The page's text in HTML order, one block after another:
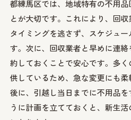
プロが教える不用品回収で
要性
個人情報を含む不用品
不用品回収時のデータ
性
個人情報保護のための
回収業者に個人情報を
都練馬区では、地域特有の不用
とが大切です。これにより、回
タイミングを逃さず、スケジュ
す。次に、回収業者と早めに連
約しておくことで安心です。多
供しているため、急な変更にも
後に、引越し当日までに不用品
うに計画を立てておくと、新生